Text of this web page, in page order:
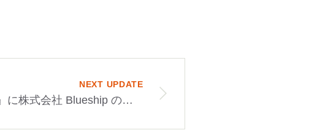
『MARR』に株式会社 Blueship の株式取得に係わるインタビュー記事が掲載
NEXT UPDATE